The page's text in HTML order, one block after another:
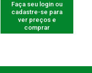
Faça seu login ou
cadastre-se para
ver preços e
comprar